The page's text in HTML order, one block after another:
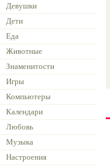
Девушки
Дети
Еда
Животные
Знаменитости
Игры
Компьютеры
Календари
Любовь
Музыка
Настроения